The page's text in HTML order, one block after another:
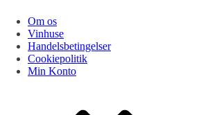
Om os
Vinhuse
Handelsbetingelser
Cookiepolitik
Min Konto